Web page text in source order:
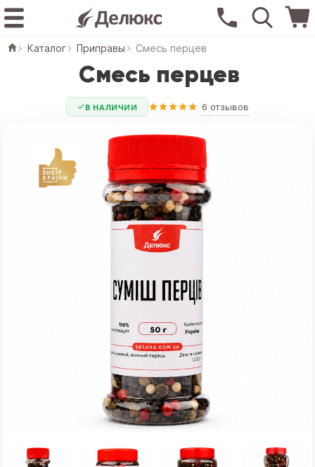
Каталог Приправы Смесь перцев
Смесь перцев
В НАЛИЧИИ 6 отзывов